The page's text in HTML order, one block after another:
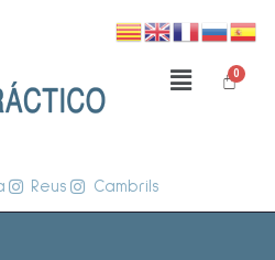
Reus Cambrils